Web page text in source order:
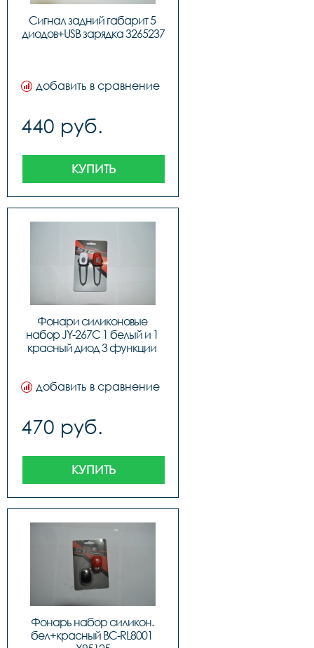
Сигнал задний габарит 5
диодов+USB зарядка 3265237
добавить в сравнение
440 руб.
КУПИТЬ
Фонари силиконовые
набор JY-267C 1 белый и 1
красный диод 3 функции
добавить в сравнение
470 руб.
КУПИТЬ
Фонарь набор силикон.
бел+красный BC-RL8001